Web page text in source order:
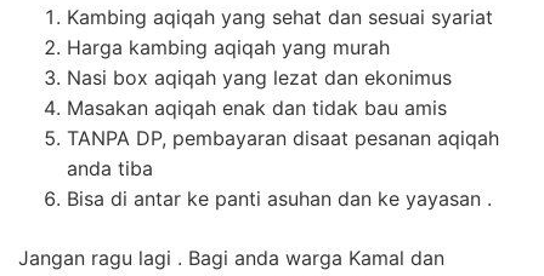
Kambing aqiqah yang sehat dan sesuai syariat
Harga kambing aqiqah yang murah
Nasi box aqiqah yang lezat dan ekonimus
Masakan aqiqah enak dan tidak bau amis
TANPA DP, pembayaran disaat pesanan aqiqah
anda tiba
Bisa di antar ke panti asuhan dan ke yayasan .
Jangan ragu lagi . Bagi anda warga Kamal dan